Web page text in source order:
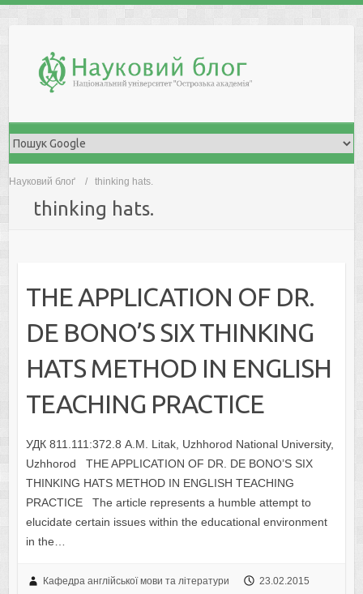
Науковий блоґ thinking hats.
thinking hats.
THE APPLICATION OF DR.
DE BONO’S SIX THINKING
HATS METHOD IN ENGLISH
TEACHING PRACTICE
УДК 811.111:372.8 А.M. Litak, Uzhhorod National University,
Uzhhorod THE APPLICATION OF DR. DE BONO’S SIX
THINKING HATS METHOD IN ENGLISH TEACHING
PRACTICE The article represents a humble attempt to
elucidate certain issues within the educational environment
in the…
Кафедра англійської мови та літератури
23.02.2015